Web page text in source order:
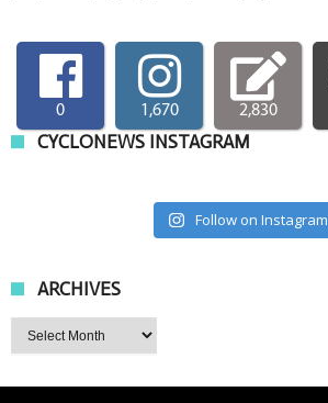
0 1,670 2,830
CYCLONEWS INSTAGRAM
Follow on Instagram
ARCHIVES
Archives